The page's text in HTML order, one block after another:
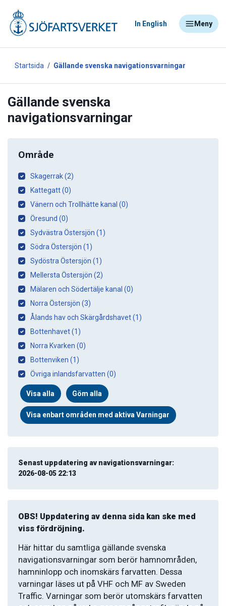
In English Meny
Startsida Gällande svenska navigationsvarningar
Gällande svenska
navigationsvarningar
Område
Skagerrak (2)
Kattegatt (0)
Vänern och Trollhätte kanal (0)
Öresund (0)
Sydvästra Östersjön (1)
Södra Östersjön (1)
Sydöstra Östersjön (1)
Mellersta Östersjön (2)
Mälaren och Södertälje kanal (0)
Norra Östersjön (3)
Ålands hav och Skärgårdshavet (1)
Bottenhavet (1)
Norra Kvarken (0)
Bottenviken (1)
Övriga inlandsfarvatten (0)
Visa alla Göm alla
Visa enbart områden med aktiva Varningar
Senast uppdatering av navigationsvarningar:
2026-08-05 22:13
OBS! Uppdatering av denna sida kan ske med
viss fördröjning.
Här hittar du samtliga gällande svenska
navigationsvarningar som berör hamnområden,
hamninlopp och inomskärs farvatten. Dessa
varningar läses ut på VHF och MF av Sweden
Traffic. Varningar som berör utomskärs farvatten